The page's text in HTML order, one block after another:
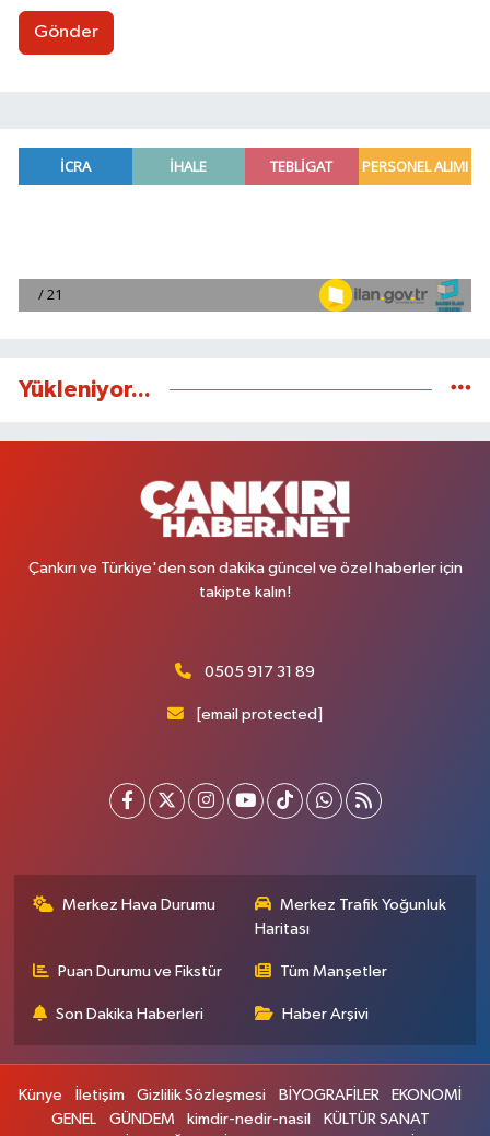
Gönder
Yükleniyor...
Çankırı ve Türkiye'den son dakika güncel ve özel haberler için
takipte kalın!
0505 917 31 89
[email protected]
Merkez Hava Durumu
Merkez Trafik Yoğunluk
Haritası
Puan Durumu ve Fikstür Tüm Manşetler
Son Dakika Haberleri Haber Arşivi
Künye İletişim Gizlilik Sözleşmesi BİYOGRAFİLER
EKONOMİ
GENEL
GÜNDEM kimdir-nedir-nasil
KÜLTÜR SANAT